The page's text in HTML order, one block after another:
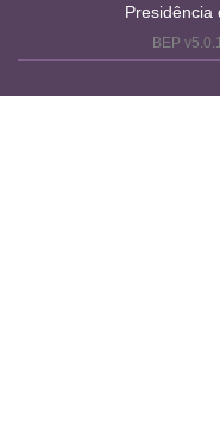
Presidência
BEP